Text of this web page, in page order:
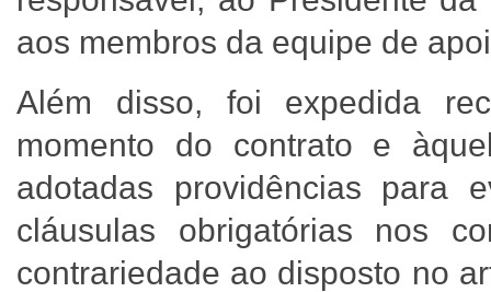
aos membros da equipe de
Além disso, foi expedida
momento do contrato e
adotadas providências para
cláusulas obrigatórias nos
contrariedade ao disposto no